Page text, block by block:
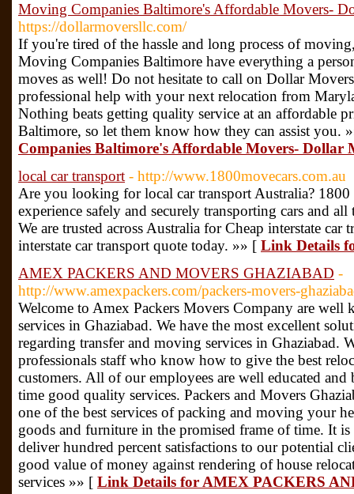
Moving Companies Baltimore's Affordable Movers-
https://dollarmoversllc.com/
If you're tired of the hassle and long process of
Moving Companies Baltimore have everything a
moves as well! Do not hesitate to call on Dollar
professional help with your next relocation from
Nothing beats getting quality service at an affordable
Baltimore, so let them know how they can assist you.
Companies Baltimore's Affordable Movers- Dollar
local car transport - http://www.1800movecars.com.au
Are you looking for local car transport Australia? 1800
experience safely and securely transporting cars and
We are trusted across Australia for Cheap interstate
interstate car transport quote today. »» [ Link Details
AMEX PACKERS AND MOVERS GHAZIABAD -
http://www.amexpackers.com/packers-movers-
Welcome to Amex Packers Movers Company are well
services in Ghaziabad. We have the most excellent
regarding transfer and moving services in Ghaziabad.
professionals staff who know how to give the best
customers. All of our employees are well educated
time good quality services. Packers and Movers
one of the best services of packing and moving your
goods and furniture in the promised frame of time. It
deliver hundred percent satisfactions to our potential
good value of money against rendering of house
services »» [ Link Details for AMEX PACKERS